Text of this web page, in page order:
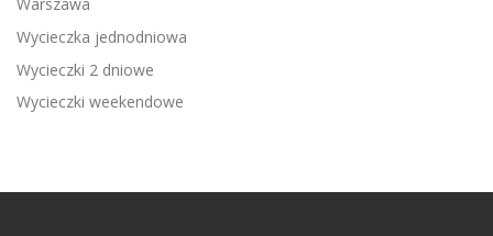
Wycieczka jednodniowa
Wycieczki 2 dniowe
Wycieczki weekendowe